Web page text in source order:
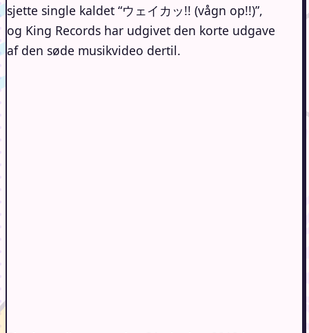
sjette single kaldet “ウェイカッ!! (vågn op!!)”,
og King Records har udgivet den korte udgave
af den søde musikvideo dertil.